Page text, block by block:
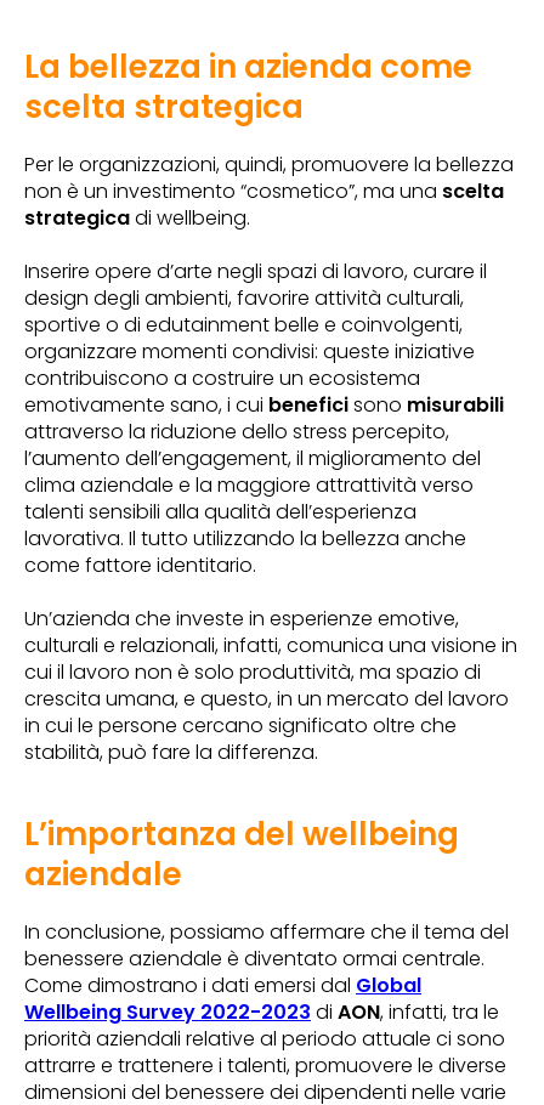
La bellezza in azienda come
scelta strategica
Per le organizzazioni, quindi, promuovere la bellezza
non è un investimento “cosmetico”, ma una scelta
strategicadi wellbeing.
Inserire opere d’arte negli spazi di lavoro, curare il
design degli ambienti, favorire attività culturali,
sportive o di edutainment belle e coinvolgenti,
organizzare momenti condivisi: queste iniziative
contribuiscono a costruire un ecosistema
emotivamente sano, i cui beneficisono misurabili
attraverso la riduzione dello stress percepito,
l’aumento dell’engagement, il miglioramento del
clima aziendale e la maggiore attrattività verso
talenti sensibili alla qualità dell’esperienza
lavorativa. Il tutto utilizzando la bellezza anche
come fattore identitario.
Un’azienda che investe in esperienze emotive,
culturali e relazionali, infatti, comunica una visione in
cui il lavoro non è solo produttività, ma spazio di
crescita umana, e questo, in un mercato del lavoro
in cui le persone cercano significato oltre che
stabilità, può fare la differenza.
L’importanza del wellbeing
aziendale
In conclusione, possiamo affermare che il tema del
benessere aziendale è diventato ormai centrale.
Come dimostrano i dati emersi dal Global
Wellbeing Survey 2022-2023 di AON, infatti, tra le
priorità aziendali relative al periodo attuale ci sono
attrarre e trattenere i talenti, promuovere le diverse
dimensioni del benessere dei dipendenti nelle varie